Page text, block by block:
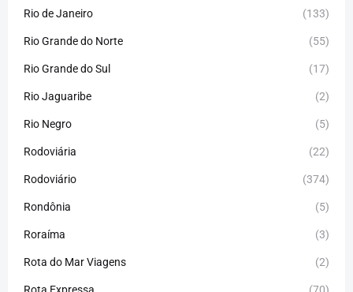
Rio de Janeiro (133)
Rio Grande do Norte (55)
Rio Grande do Sul (17)
Rio Jaguaribe (2)
Rio Negro (5)
Rodoviária (22)
Rodoviário (374)
Rondônia (5)
Roraíma (3)
Rota do Mar Viagens (2)